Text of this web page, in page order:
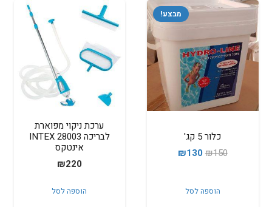
מבצע!
כלור 5 קג'
₪150
המחיר
₪130
הוספה לסל
ערכת ניקוי מפוארת
לבריכה INTEX 28003
אינטקס
₪220
הוספה לסל